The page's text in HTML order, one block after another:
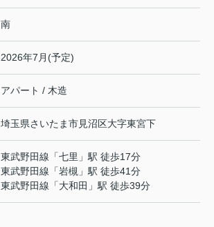
南
2026年7月(予定)
アパート / 木造
埼玉県さいたま市見沼区大字東宮下
東武野田線 「七里 」駅 徒歩17分
東武野田線 「岩槻 」駅 徒歩41分
東武野田線 「大和田 」駅 徒歩39分